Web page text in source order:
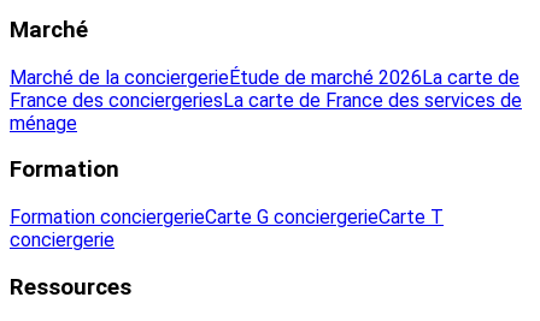
Marché
Marché de la conciergerieÉtude de marché 2026La carte de
France des conciergeriesLa carte de France des services de
ménage
Formation
Formation conciergerieCarte G conciergerieCarte T
conciergerie
Ressources